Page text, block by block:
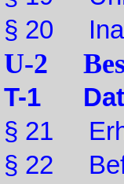
§ 20
U-2
T-1
§ 21
§ 22